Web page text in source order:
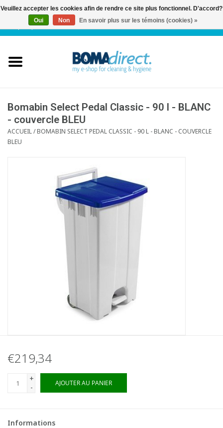
FR| 0 Articles
Service client
Blog
Bomabin Select Pedal Classic - 90 l - BLANC
- couvercle BLEU
ACCUEIL/BOMABIN SELECT PEDAL CLASSIC - 90 L - BLANC - COUVERCLE
BLEU
€219,34
+
-
AJOUTER AU PANIER
Informations
Veuillez accepter les cookies afin de rendre ce site plus fonctionnel. D'accord?
Oui
Non En savoir plus sur les témoins (cookies) »